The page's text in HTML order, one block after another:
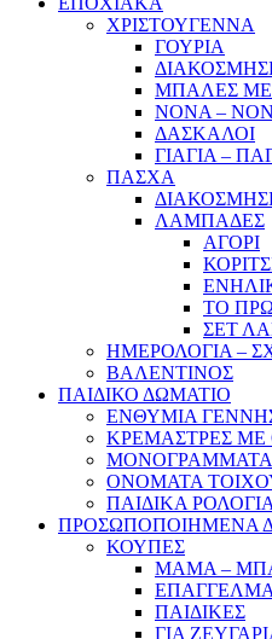
ΧΡΙΣΤΟΥΓΕΝΝΑ
ΓΟΥΡΙΑ
ΜΠΑΛΕΣ
ΝΟΝΑ –
ΔΑΣΚΑΛΟΙ
ΓΙΑΓΙΑ –
ΠΑΣΧΑ
ΛΑΜΠΑΔΕΣ
ΑΓΟΡΙ
ΤΟ
ΣΕΤ
ΗΜΕΡΟΛΟΓΙΑ –
ΒΑΛΕΝΤΙΝΟΣ
ΠΑΙΔΙΚΟ ΔΩΜΑΤΙΟ
ΕΝΘΥΜΙΑ
ΚΡΕΜΑΣΤΡΕΣ
ΜΟΝΟΓΡΑΜΜΑΤΑ
ΟΝΟΜΑΤΑ
ΠΑΙΔΙΚΑ ΡΟΛΟΓΙΑ
ΠΡΟΣΩΠΟΠΟΙΗΜΕΝΑ
ΚΟΥΠΕΣ
ΜΑΜΑ –
ΠΑΙΔΙΚΕΣ
ΓΙΑ